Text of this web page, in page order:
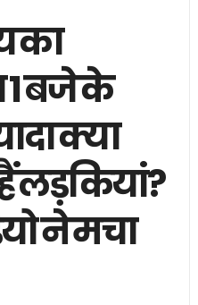
का
1 बजे के
क्या
लड़कियां?
ने मचा